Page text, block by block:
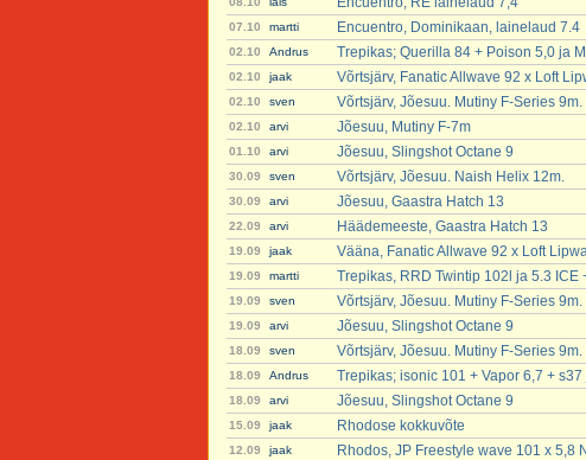
07.10 martti Encuentro, Dominikaan, lainelaud 7.4
02.10 Andrus Trepikas; Querilla 84 + Poison 5,0 ja
02.10 jaak Võrtsjärv, Fanatic Allwave 92 x Loft
02.10 sven Võrtsjärv, Jõesuu. Mutiny F-Series 9m.
02.10 arvi Jõesuu, Mutiny F-7m
01.10 arvi Jõesuu, Slingshot Octane 9
30.09 sven Võrtsjärv, Jõesuu. Naish Helix 12m.
30.09 arvi Jõesuu, Gaastra Hatch 13
22.09 arvi Häädemeeste, Gaastra Hatch 13
19.09 jaak Vääna, Fanatic Allwave 92 x Loft
19.09 martti Trepikas, RRD Twintip 102l ja 5.3 ICE
19.09 sven Võrtsjärv, Jõesuu. Mutiny F-Series 9m.
19.09 arvi Jõesuu, Slingshot Octane 9
18.09 sven Võrtsjärv, Jõesuu. Mutiny F-Series 9m.
18.09 Andrus Trepikas; isonic 101 + Vapor 6,7 +
18.09 arvi Jõesuu, Slingshot Octane 9
15.09 jaak Rhodose kokkuvõte
12.09 jaak Rhodos, JP Freestyle wave 101 x 5,8